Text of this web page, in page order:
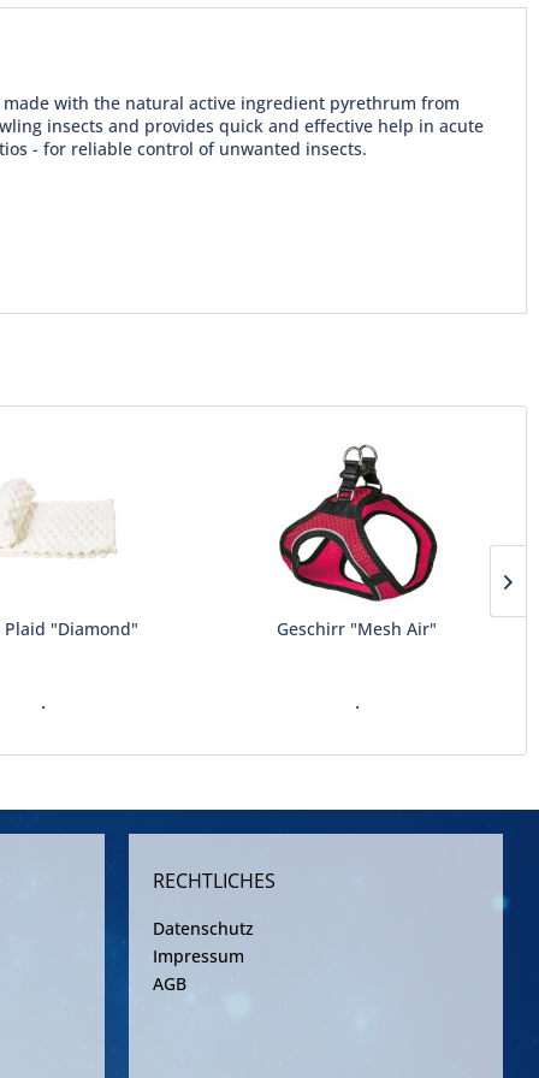
with the natural active ingredient pyrethrum from
insects and provides quick and effective help in acute
- for reliable control of unwanted insects.
Plaid "Diamond"
.
Geschirr "Mesh Air"
.
RECHTLICHES
Datenschutz
Impressum
AGB